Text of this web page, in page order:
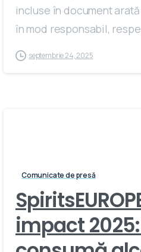
incluse în document
în mod responsabil,
septembrie 24, 2025
Comunicate de presă
impact